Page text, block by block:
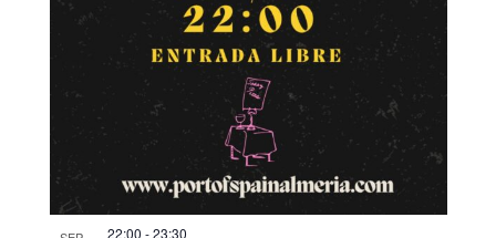
22:00 -23:30